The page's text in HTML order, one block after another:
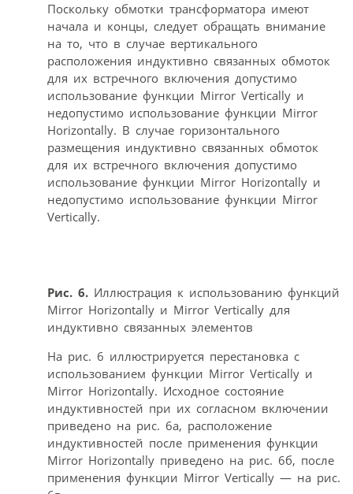
Поскольку обмотки трансформатора имеют
начала и концы, следует обращать внимание
на то, что в случае вертикального
расположения индуктивно связанных обмоток
для их встречного включения допустимо
использование функции Mirror Vertically и
недопустимо использование функции Mirror
Horizontally. В случае горизонтального
размещения индуктивно связанных обмоток
для их встречного включения допустимо
использование функции Mirror Horizontally и
недопустимо использование функции Mirror
Vertically.
Рис. 6. Иллюстрация к использованию функций
Mirror Horizontally и Mirror Vertically для
индуктивно связанных элементов
На рис. 6 иллюстрируется перестановка с
использованием функции Mirror Vertically и
Mirror Horizontally. Исходное состояние
индуктивностей при их согласном включении
приведено на рис. 6а, расположение
индуктивностей после применения функции
Mirror Horizontally приведено на рис. 6б, после
применения функции Mirror Vertically — на рис.